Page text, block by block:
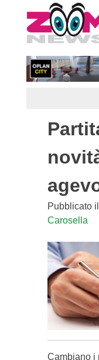
to
content
Pubblicato il
Carosella
Cambiano i